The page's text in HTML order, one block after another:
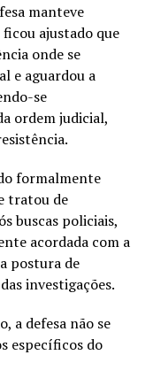
manteve
ajustado que
onde se
e aguardou a
se
ordem judicial,
formalmente
tratou de
buscas policiais,
acordada com a
postura de
investigações.
a defesa não se
específicos do